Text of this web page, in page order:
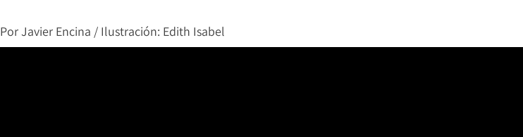
PorJavier Encina / Ilustración: Edith Isabel